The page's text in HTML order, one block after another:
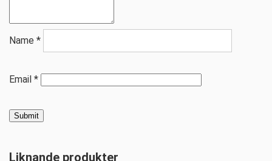
Name *
Email *
Liknande produkter